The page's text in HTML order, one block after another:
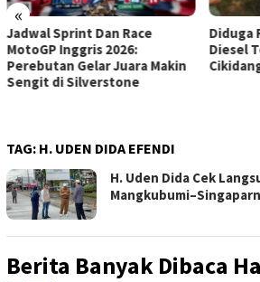
«
Jadwal Sprint Dan Race
MotoGP Inggris 2026:
Perebutan Gelar Juara Makin
Sengit di Silverstone
Diduga
Diesel
TAG: H. UDEN DIDA EFENDI
H. Uden Dida Cek
Berita Banyak Dibaca